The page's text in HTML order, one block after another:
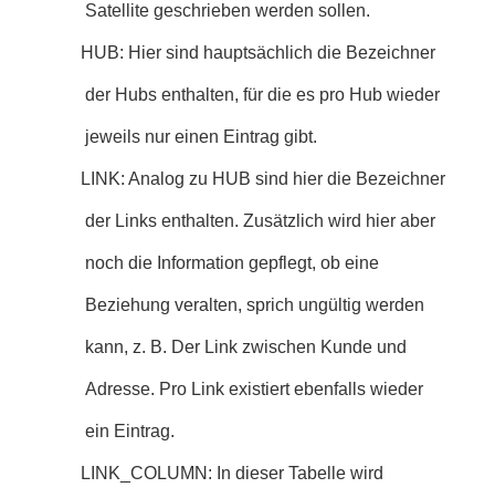
Satellite geschrieben werden sollen.
HUB: Hier sind hauptsächlich die Bezeichner
der Hubs enthalten, für die es pro Hub wieder
jeweils nur einen Eintrag gibt.
LINK: Analog zu HUB sind hier die Bezeichner
der Links enthalten. Zusätzlich wird hier aber
noch die Information gepflegt, ob eine
Beziehung veralten, sprich ungültig werden
kann, z. B. Der Link zwischen Kunde und
Adresse. Pro Link existiert ebenfalls wieder
ein Eintrag.
LINK_COLUMN: In dieser Tabelle wird